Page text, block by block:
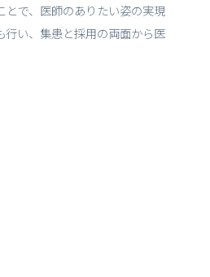
で、医師のありたい姿の実現
行い、集患と採用の両面から医